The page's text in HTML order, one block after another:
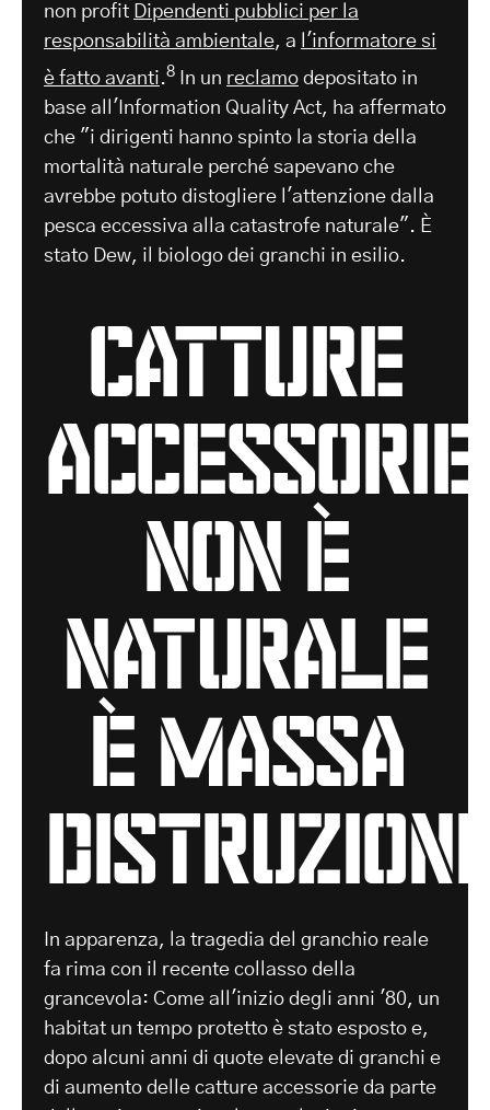
non profit Dipendenti pubblici per la
responsabilità ambientale, a
l'informatore si
è fatto avanti.8 In un reclamo depositato in
base all'Information Quality Act, ha affermato
che "i dirigenti hanno spinto la storia della
mortalità naturale perché sapevano che
avrebbe potuto distogliere l'attenzione dalla
pesca eccessiva alla catastrofe naturale". È
stato Dew, il biologo dei granchi in esilio.
catture
accessorie
non è
naturale
è massa
In apparenza, la tragedia del granchio reale
fa rima con il recente collasso della
grancevola: Come all'inizio degli anni '80, un
habitat un tempo protetto è stato esposto e,
dopo alcuni anni di quote elevate di granchi e
di aumento delle catture accessorie da parte